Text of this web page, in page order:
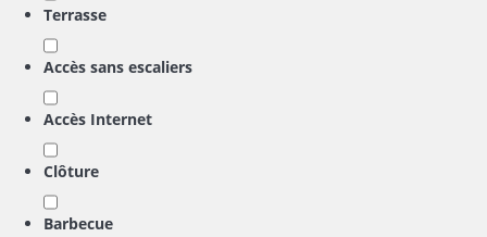
Terrasse
Accès sans escaliers
Accès Internet
Clôture
Barbecue